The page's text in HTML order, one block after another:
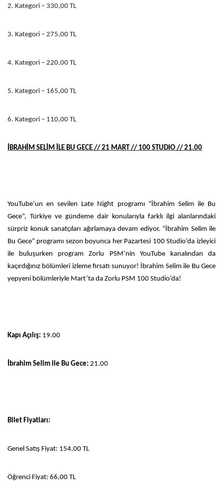
2. Kategori – 330,00 TL
3. Kategori – 275,00 TL
4. Kategori – 220,00 TL
5. Kategori – 165,00 TL
6. Kategori – 110,00 TL
İBRAHİM SELİM İLE BU GECE // 21 MART // 100 STUDIO // 21.00
YouTube’un en sevilen Late Night programı “İbrahim Selim ile Bu
Gece”, Türkiye ve gündeme dair konularıyla farklı ilgi alanlarındaki
sürpriz konuk sanatçıları ağırlamaya devam ediyor. “İbrahim Selim ile
Bu Gece” programı sezon boyunca her Pazartesi 100 Studio’da izleyici
ile buluşurken program Zorlu PSM’nin YouTube kanalından da
kaçırdığınız bölümleri izleme fırsatı sunuyor! İbrahim Selim ile Bu Gece
yepyeni bölümleriyle Mart’ta da Zorlu PSM 100 Studio’da!
Kapı Açılış: 19.00
İbrahim Selim ile Bu Gece: 21.00
Bilet Fiyatları:
Genel Satış Fiyat: 154,00 TL
Öğrenci Fiyat: 66,00 TL